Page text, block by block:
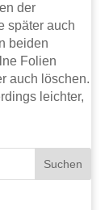
der
später auch
beiden
Folien
auch löschen.
leichter,